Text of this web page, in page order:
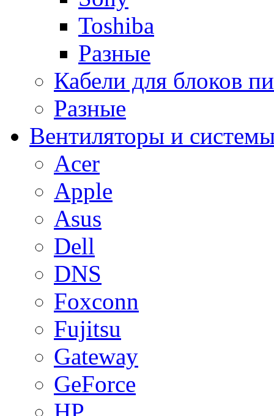
Toshiba
Разные
Кабели для блоков
Разные
Вентиляторы и
Acer
Apple
Asus
Dell
DNS
Foxconn
Fujitsu
Gateway
GeForce